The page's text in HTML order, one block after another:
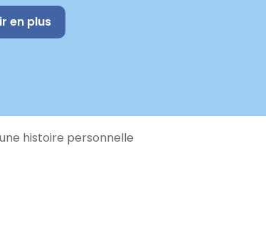
en plus
histoire personnelle